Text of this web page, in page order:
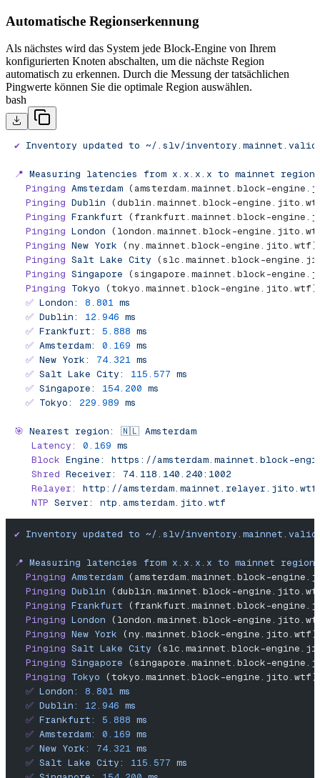
Automatische Regionserkennung
Als nächstes wird das System jede Block-Engine von Ihrem
konfigurierten Knoten abschalten, um die nächste Region
automatisch zu erkennen. Durch die Messung der tatsächlichen
Pingwerte können Sie die optimale Region auswählen.
bash
✔ Inventory updated to ~/.slv/
📍 Measuring latencies from x.x.x.x to mainnet
  Pinging
Amsterdam (amsterdam.mainnet.block-
  Pinging
Dublin (dublin.mainnet.block-
  Pinging
Frankfurt (frankfurt.mainnet.block-
  Pinging
London (london.mainnet.block-
  Pinging
New York (ny.mainnet.block-
  Pinging
Salt Lake City (slc.mainnet.block-
  Pinging
Singapore (singapore.mainnet.block-
  Pinging
Tokyo (tokyo.mainnet.block-
  ✅
London: 8.801 ms
  ✅
Dublin: 12.946 ms
  ✅
Frankfurt: 5.888 ms
  ✅
Amsterdam: 0.169 ms
  ✅
New York: 74.321 ms
  ✅
Salt Lake City: 115.577 ms
  ✅
Singapore: 154.200 ms
  ✅
Tokyo: 229.989 ms
🎯 Nearest region: 🇳🇱 Amsterdam
   Latency:
0.169 ms
   Block
Engine:
https://amsterdam.mainnet.block-
   Shred
Receiver:
74.118.140.240:1002
   Relayer:
http://
   NTP
Server: ntp.amsterdam.jito.wtf
✔ Inventory updated to ~/.slv/
📍 Measuring latencies from x.x.x.x to mainnet
  Pinging
Amsterdam (amsterdam.mainnet.block-
  Pinging
Dublin (dublin.mainnet.block-
  Pinging
Frankfurt (frankfurt.mainnet.block-
  Pinging
London (london.mainnet.block-
  Pinging
New York (ny.mainnet.block-
  Pinging
Salt Lake City (slc.mainnet.block-
  Pinging
Singapore (singapore.mainnet.block-
  Pinging
Tokyo (tokyo.mainnet.block-
  ✅
London: 8.801 ms
  ✅
Dublin: 12.946 ms
  ✅
Frankfurt: 5.888 ms
  ✅
Amsterdam: 0.169 ms
  ✅
New York: 74.321 ms
  ✅
Salt Lake City: 115.577 ms